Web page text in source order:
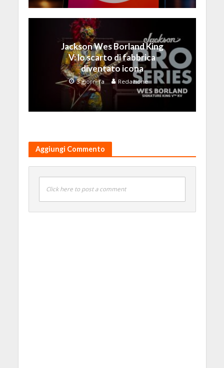
Jackson Wes Borland King
V: lo scarto di fabbrica
diventato icona
3 giorni fa Redazione
Aggiungi Commento
Click here to post a comment